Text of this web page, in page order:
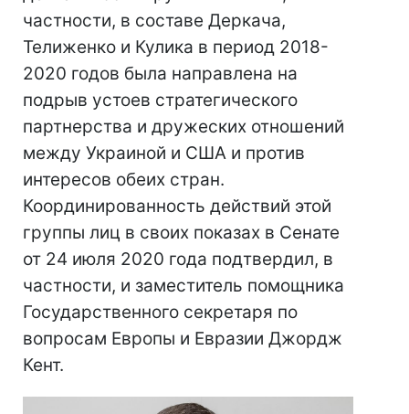
частности, в составе Деркача,
Телиженко и Кулика в период 2018-
2020 годов была направлена на
подрыв устоев стратегического
партнерства и дружеских отношений
между Украиной и США и против
интересов обеих стран.
Координированность действий этой
группы лиц в своих показах в Сенате
от 24 июля 2020 года подтвердил, в
частности, и заместитель помощника
Государственного секретаря по
вопросам Европы и Евразии Джордж
Кент.